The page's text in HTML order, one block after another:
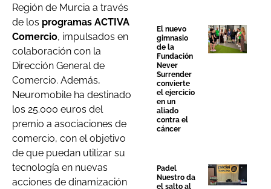
Región de Murcia a través
de los programas ACTIVA
Comercio, impulsados en
colaboración con la
Dirección General de
Comercio. Además,
Neuromobile ha destinado
los 25.000 euros del
premio a asociaciones de
comercio, con el objetivo
de que puedan utilizar su
tecnología en nuevas
acciones de dinamización
El nuevo
gimnasio
de la
Fundación
Never
Surrender
convierte
el ejercicio
en un
aliado
contra el
cáncer
Padel
Nuestro da
el salto al